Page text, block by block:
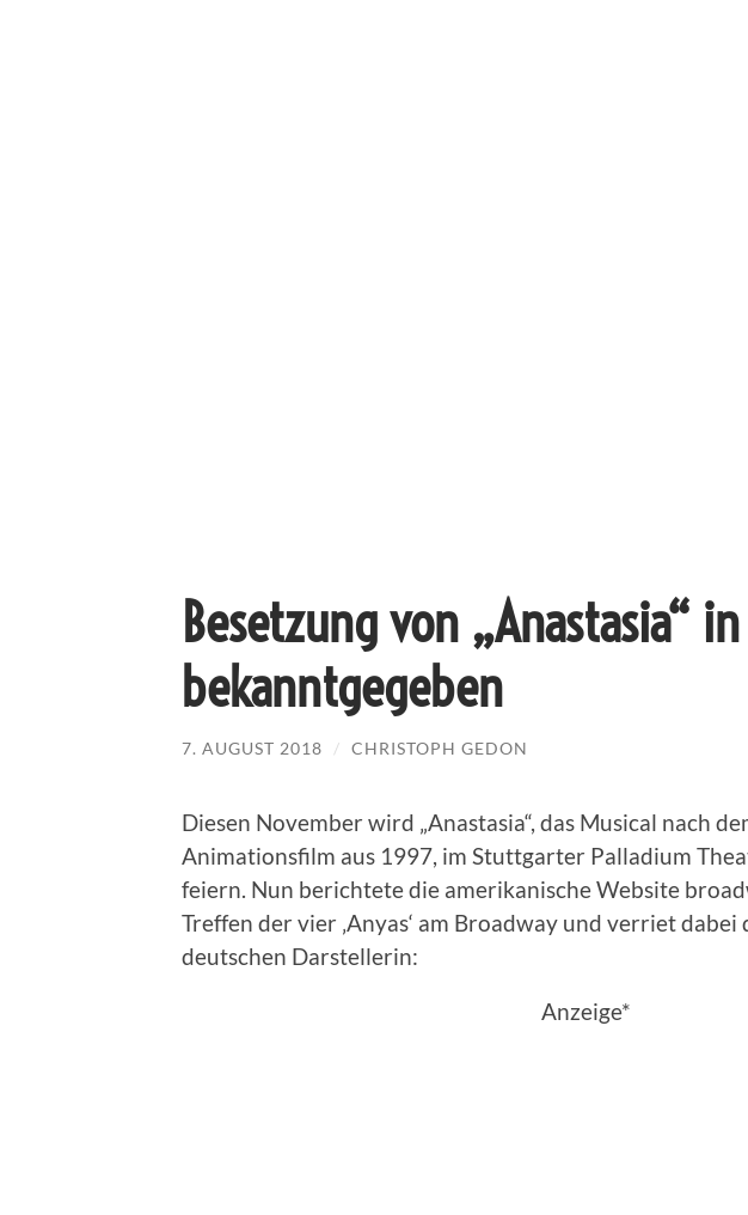
Besetzung von „Anastasia“
bekanntgegeben
7. AUGUST 2018 / CHRISTOPH GEDON
Diesen November wird „Anastasia“, das Musical nach
Animationsfilm aus 1997, im Stuttgarter Palladium
feiern. Nun berichtete die amerikanische Website
Treffen der vier ‚Anyas‘ am Broadway und verriet dabei
deutschen Darstellerin:
Anzeige*